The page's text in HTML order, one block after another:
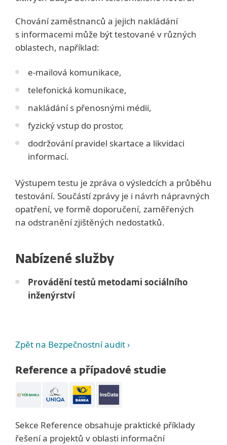
Chování zaměstnanců a jejich nakládání
s informacemi může být testované v různých
oblastech, například:
e-mailová komunikace,
telefonická komunikace,
nakládání s přenosnými médii,
fyzický vstup do prostor,
dodržování pravidel skartace a likvidaci
informací.
Výstupem testu je zpráva o výsledcích a průběhu
testování. Součástí zprávy je i návrh nápravných
opatření, ve formě doporučení, zaměřených
na odstranění zjištěných nedostatků.
Nabízené služby
Provádění testů metodami sociálního
inženýrství
Zpět na Bezpečnostní audit ›
Reference a případové studie
Sekce Reference obsahuje praktické příklady
řešení a projektů v oblasti informační